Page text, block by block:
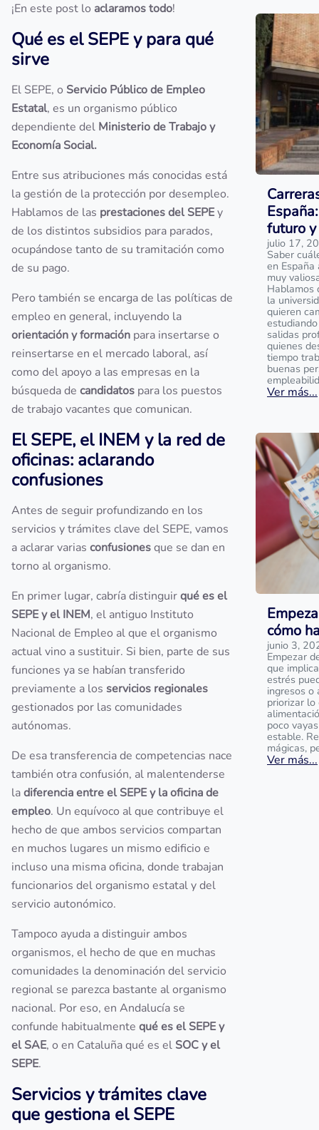
¡En este post lo aclaramos todo!
Qué es el SEPE y para qué
sirve
El SEPE, o Servicio Público de Empleo
Estatal, es un organismo público
dependiente del Ministeriode Trabajo y
Economía Social.
Entre sus atribuciones más conocidas está
la gestión de la protección por desempleo.
Hablamos de las prestaciones del SEPEy
de los distintos subsidios para parados,
ocupándose tanto de su tramitación como
de su pago.
Pero también se encarga de las políticas de
empleo en general, incluyendo la
orientación y formación para insertarse o
reinsertarse en el mercado laboral, así
como del apoyo a las empresas en la
búsqueda de candidatos para los puestos
de trabajo vacantes que comunican.
El SEPE, el INEM y la red de
oficinas: aclarando
confusiones
Antes de seguir profundizando en los
servicios y trámites clave del SEPE, vamos
a aclarar varias confusionesque se dan en
torno al organismo.
En primer lugar, cabría distinguirqué es el
SEPE y el INEM, el antiguo Instituto
Nacional de Empleo al que el organismo
actual vino a sustituir. Si bien, parte de sus
funciones ya se habían transferido
previamente a los servicios regionales
gestionados por las comunidades
autónomas.
De esa transferencia de competencias nace
también otra confusión, al malentenderse
ladiferencia entre el SEPE y la oficina de
empleo. Un equívoco al que contribuye el
hecho de que ambos servicios compartan
en muchos lugares un mismo edificio e
incluso una misma oficina, donde trabajan
funcionarios del organismo estatal y del
servicio autonómico.
Tampoco ayuda a distinguir ambos
organismos, el hecho de que en muchas
comunidades la denominación del servicio
regional se parezca bastante al organismo
nacional. Por eso, en Andalucía se
confunde habitualmente qué es el SEPE y
el SAE, o en Cataluña qué es el SOC y el
SEPE.
Servicios y trámites clave
que gestiona el SEPE
futuro
julio 17,
Saber
en
muy
Hablamos
la
quieren
salidas
quienes
tiempo
buenas
Ver más...
cómo
junio 3,
Empezar
que
estrés
ingresos o
priorizar lo
poco
estable.
mágicas,
Ver más...